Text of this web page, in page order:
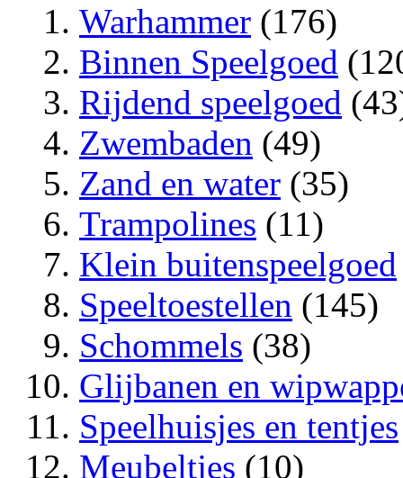
Warhammer (176)
Binnen Speelgoed
Rijdend speelgoed
Zwembaden (49)
Zand en water (35)
Trampolines (11)
Klein buitenspeelgoed
Speeltoestellen (145)
Schommels (38)
Glijbanen en
Speelhuisjes en tentjes
Meubeltjes (10)